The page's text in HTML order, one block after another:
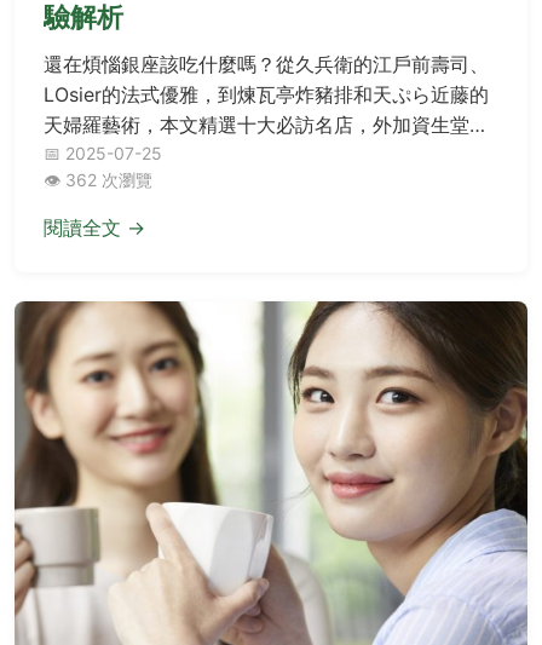
驗解析
還在煩惱銀座該吃什麼嗎？從久兵衛的江戶前壽司、
LOsier的法式優雅，到煉瓦亭炸豬排和天ぷら近藤的
天婦羅藝術，本文精選十大必訪名店，外加資生堂
Parlour甜點與鳥ぎん串燒等多元風味，更附上作者真
心抱怨小抱怨時間與實戰Q&A，助你避開地雷，輕鬆
規劃完美銀座美食之旅。
📅 2025-07-25
👁️ 362 次瀏覽
閱讀全文 →